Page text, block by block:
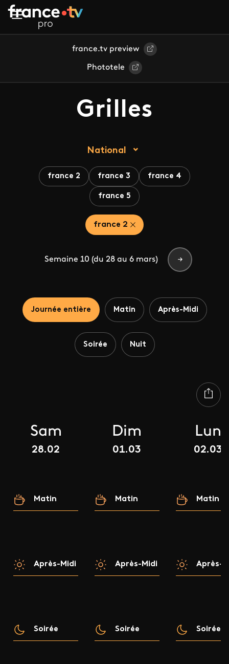
Aller au contenu principal
france.tv preview
Phototele
Grilles
National
france 2 france 3 france 4
france 5
france 2
Semaine 10 (du 28 au 6 mars)
Journée entière Matin Après-Midi
Soirée Nuit
Sam
28.02
Dim
01.03
Lun
02.03
Matin Matin Matin
Après-Midi Après-Midi Après-
Soirée Soirée Soirée